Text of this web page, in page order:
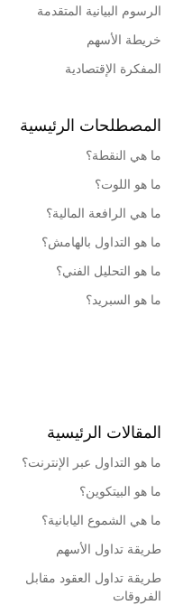
الرسوم البيانية المتقدمة
خريطة الأسهم
المفكرة الإقتصادية
المصطلحات الرئيسية
ما هي النقطة؟
ما هو اللوت؟
ما هي الرافعة المالية؟
ما هو التداول بالهامش؟
ما هو التحليل الفني؟
ما هو السبريد؟
المقالات الرئيسية
ما هو التداول عبر الإنترنت؟
ما هو البيتكوين؟
ما هي الشموع اليابانية؟
طريقة تداول الأسهم
طريقة تداول العقود مقابل
الفروقات